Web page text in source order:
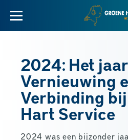
2024: Het
Vernieuwing
Verbinding
Hart Service
2024 was een bijzonder